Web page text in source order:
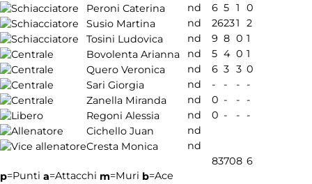
Peroni Caterina
nd 6 5 1
0
Susio Martina
nd 26231
2
Tosini Ludovica
nd 9 8 0 1
Bovolenta Arianna
nd 5 4 0 1
Quero Veronica
nd 6 3 3 0
Sari Giorgia
nd - - -
-
Zanella Miranda
nd 0 - -
-
Regoni Alessia
nd 0 - -
-
Cichello Juan
nd
Cresta Monica
nd
83708 6
p=Punti a=Attacchi m=Muri b=Ace